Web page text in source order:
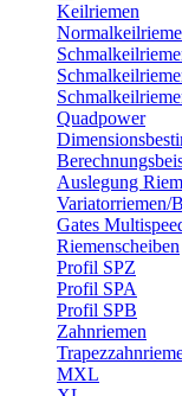
Keilriemen
Quadpower
Auslegung
Variatorriemen/
Gates
Riemenscheiben
Profil SPZ
Profil SPA
Profil SPB
Zahnriemen
MXL